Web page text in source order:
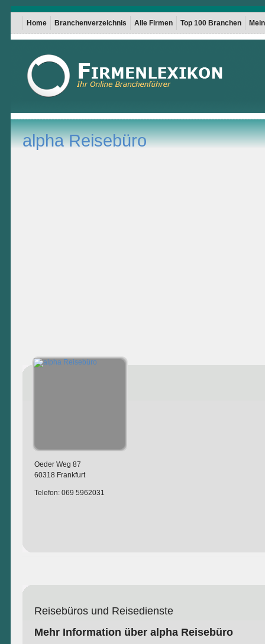
Home Branchenverzeichnis Alle Firmen Top 100 Branchen
alpha Reisebüro
Oeder Weg 87
60318 Frankfurt
Telefon: 069 5962031
Reisebüros und Reisedienste
Mehr Information über alpha Reisebüro